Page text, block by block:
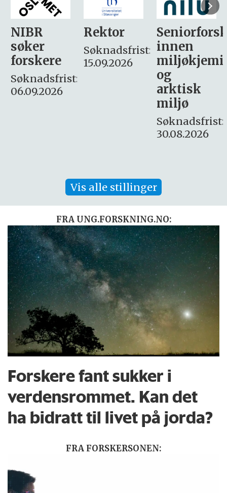
Rektor
Søknadsfrist:
15.09.2026
Seniorforsker
innen
miljøkjemi
søker
– fast
Søknadsfrist:
16. august.
Vis alle stillinger
FRA UNG.FORSKNING.NO:
Forskere fant sukker i
verdensrommet. Kan det
ha bidratt til livet på jorda?
FRA FORSKERSONEN: